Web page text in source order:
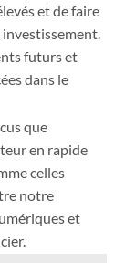
et de faire
futurs et
dans le
que
en rapide
celles
notre
et